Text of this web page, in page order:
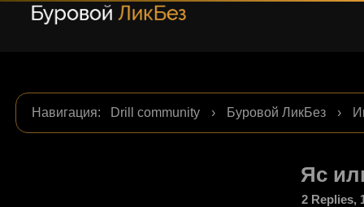
Навигация: Drill community › Буровой ЛикБез ›
Яс
2 Replies,